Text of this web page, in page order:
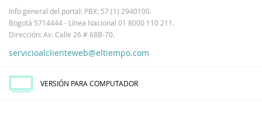
Info general del portal: PBX: 57 (1) 2940100.
Bogotá 5714444 - Línea Nacional 01 8000 110 211.
Dirección: Av. Calle 26 # 68B-70.
servicioalclienteweb@eltiempo.com
VERSIÓN PARA COMPUTADOR